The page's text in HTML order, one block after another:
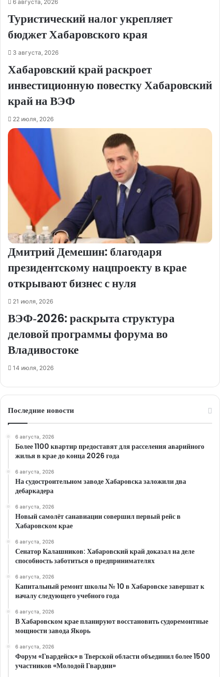
6 августа, 2026
Туристический налог укрепляет
бюджет Хабаровского края
3 августа, 2026
Хабаровский край раскроет
инвестиционную повестку Хабаровский
край на ВЭФ
22 июля, 2026
Дмитрий Демешин: благодаря
президентскому нацпроекту в крае
открывают бизнес с нуля
21 июля, 2026
ВЭФ‑2026: раскрыта структура
деловой программы форума во
Владивостоке
14 июля, 2026
Последние новости
6 августа, 2026
Более 1100 квартир предоставят для расселения аварийного
жилья в крае до конца 2026 года
6 августа, 2026
На судостроительном заводе Хабаровска заложили два
дебаркадера
6 августа, 2026
Новый самолёт санавиации совершил первый рейс в
Хабаровском крае
6 августа, 2026
Сенатор Калашников: Хабаровский край доказал на деле
способность заботиться о предпринимателях
6 августа, 2026
Капитальный ремонт школы № 10 в Хабаровске завершат к
началу следующего учебного года
6 августа, 2026
В Хабаровском крае планируют восстановить судоремонтные
мощности завода Якорь
6 августа, 2026
Форум «Гвардейск» в Тверской области объединил более 1500
участников «Молодой Гвардии»